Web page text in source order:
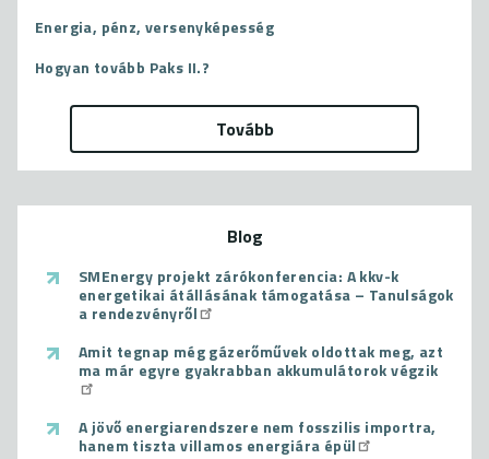
Energia, pénz, versenyképesség
Hogyan tovább Paks II.?
Tovább
Blog
SMEnergy projekt zárókonferencia: A kkv-k
energetikai átállásának támogatása – Tanulságok
a rendezvényről
Amit tegnap még gázerőművek oldottak meg, azt
ma már egyre gyakrabban akkumulátorok végzik
A jövő energiarendszere nem fosszilis importra,
hanem tiszta villamos energiára épül